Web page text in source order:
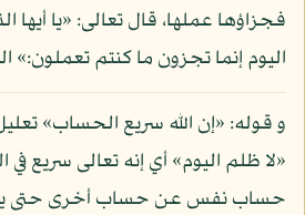
فجزاؤها عملها، قال تعالى: «يا أيها
اليوم إنما تجزون ما كنتم تعملون:»
و قوله: «إن الله سريع الحساب»
«لا ظلم اليوم» أي إنه تعالى سريع
حساب نفس عن حساب أخرى حتى